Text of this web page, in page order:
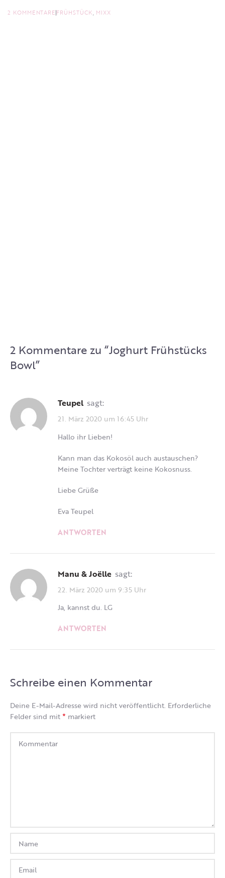
2 KOMMENTAREFRÜHSTÜCK, MIXX
2 Kommentare zu “Joghurt Frühstücks
Bowl”
Teupel sagt:
21. März 2020 um 16:45 Uhr
Hallo ihr Lieben!
Kann man das Kokosöl auch austauschen?
Meine Tochter verträgt keine Kokosnuss.
Liebe Grüße
Eva Teupel
ANTWORTEN
Manu & Joëlle sagt:
22. März 2020 um 9:35 Uhr
Ja, kannst du. LG
ANTWORTEN
Schreibe einen Kommentar
Deine E-Mail-Adresse wird nicht veröffentlicht. Erforderliche
Felder sind mit* markiert